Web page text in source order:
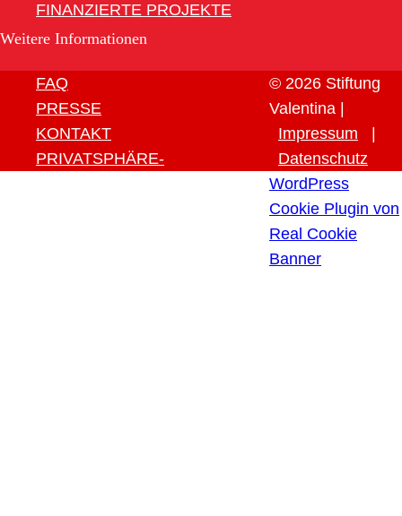
FINANZIERTE PROJEKTE
Weitere Informationen
FAQ
PRESSE
KONTAKT
PRIVATSPHÄRE-
© 2026 Stiftung
Valentina |
Impressum
Datenschutz
WordPress
Cookie Plugin von
Real Cookie
Banner